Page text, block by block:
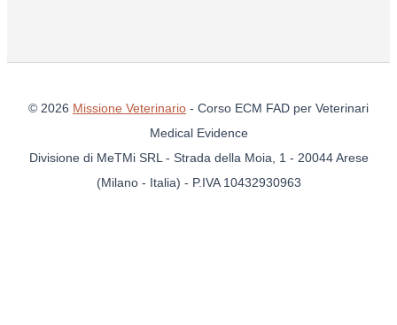
© 2026 Missione Veterinario - Corso ECM FAD per Veterinari
Medical Evidence
Divisione di MeTMi SRL - Strada della Moia, 1 - 20044 Arese
(Milano - Italia) - P.IVA 10432930963